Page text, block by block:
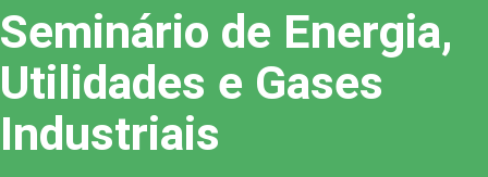
Seminário de Energia,
Utilidades e Gases
Industriais